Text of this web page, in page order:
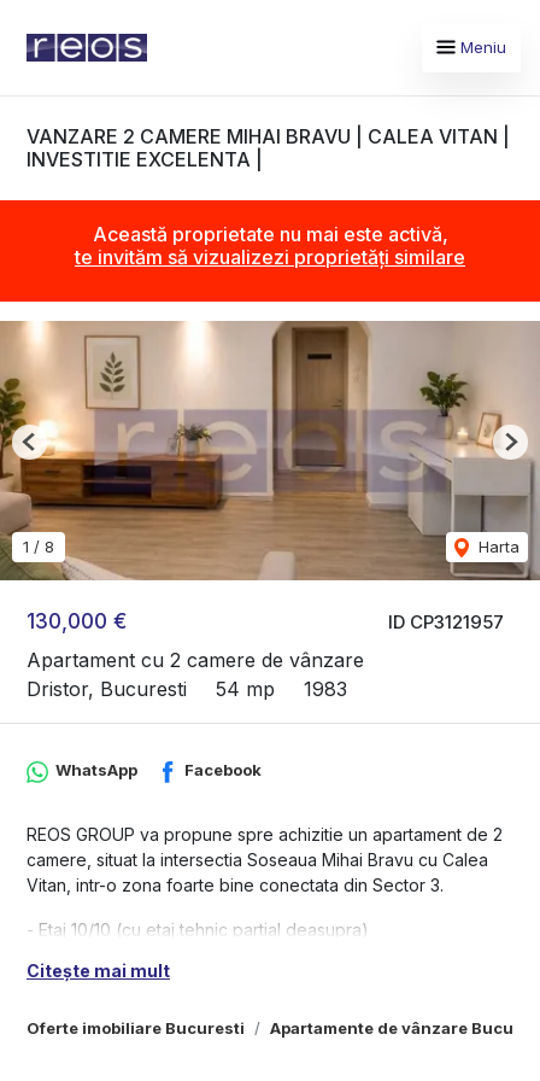
Meniu
VANZARE 2 CAMERE MIHAI BRAVU | CALEA VITAN |
INVESTITIE EXCELENTA |
Această proprietate nu mai este activă,
te invităm să vizualizezi proprietăți similare
ID CP3121957
130,000 €
Apartament cu 2 camere de vânzare
Dristor, Bucuresti
54 mp 1983
1 / 8 Harta
Previous
Oferte imobiliare Bucuresti Apartamente de vânzare
WhatsApp Facebook
REOS GROUP va propune spre achizitie un apartament de 2
camere, situat la intersectia Soseaua Mihai Bravu cu Calea
Vitan, intr-o zona foarte bine conectata din Sector 3.
- Etaj 10/10 (cu etaj tehnic partial deasupra)
- Compartimentare eficienta
Citește mai mult